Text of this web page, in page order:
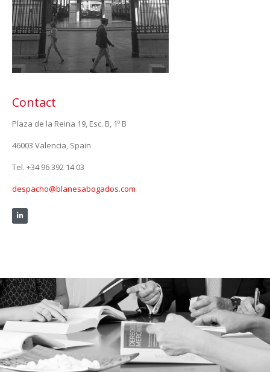
Contact
Plaza de la Reina 19, Esc. B, 1º B
46003 Valencia, Spain
Tel. +34 96 392 14 03
despacho@blanesabogados.com